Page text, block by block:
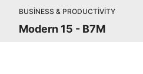
BUSINESS & PRODUCTIVITY
Modern 15 - B7M